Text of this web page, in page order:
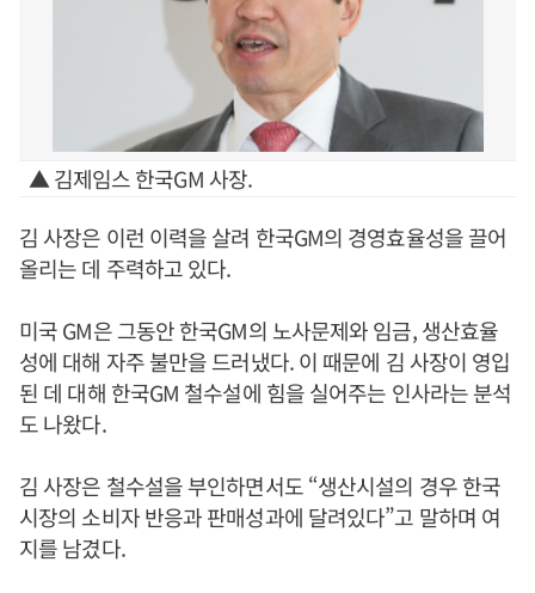
▲ 김제임스 한국GM 사장.
김 사장은 이런 이력을 살려 한국GM의 경영효율성을 끌어
올리는 데 주력하고 있다.
미국 GM은 그동안 한국GM의 노사문제와 임금, 생산효율
성에 대해 자주 불만을 드러냈다. 이 때문에 김 사장이 영입
된 데 대해 한국GM 철수설에 힘을 실어주는 인사라는 분석
도 나왔다.
김 사장은 철수설을 부인하면서도 “생산시설의 경우 한국
시장의 소비자 반응과 판매성과에 달려있다”고 말하며 여
지를 남겼다.